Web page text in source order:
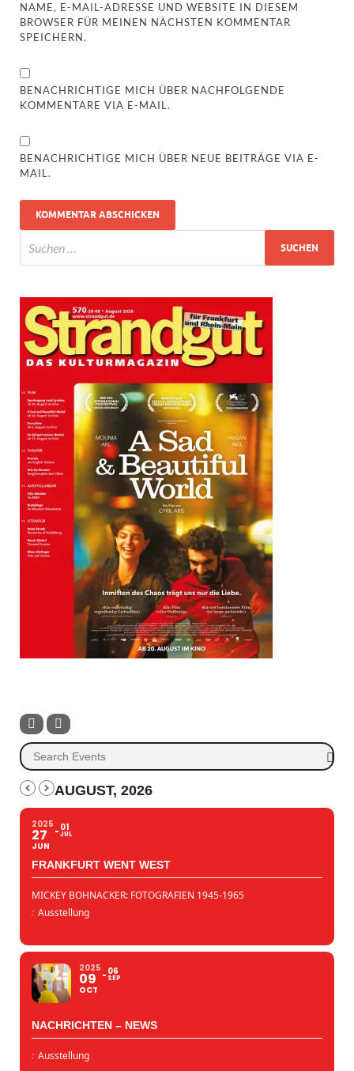
NAME, E-MAIL-ADRESSE UND WEBSITE IN DIESEM
BROWSER FÜR MEINEN NÄCHSTEN KOMMENTAR
SPEICHERN.
BENACHRICHTIGE MICH ÜBER NACHFOLGENDE
KOMMENTARE VIA E-MAIL.
BENACHRICHTIGE MICH ÜBER NEUE BEITRÄGE VIA E-
MAIL.
AUGUST, 2026
2025
27
JUN
01
JUL
FRANKFURT WENT WEST
MICKEY BOHNACKER: FOTOGRAFIEN 1945-1965
: Ausstellung
2025
09
OCT
06
SEP
NACHRICHTEN – NEWS
: Ausstellung